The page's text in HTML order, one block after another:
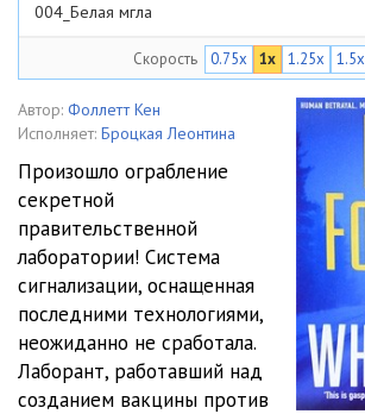
004_Белая мгла
005_Белая мгла
006_Белая мгла
008_Белая мгла
009_Белая мгла
010_Белая мгла
011_Белая мгла
012_Белая мгла
Скорость 0.75x 1x 1.25x 1.5x
Автор: Фоллетт Кен
Исполняет: Броцкая Леонтина
Произошло ограбление
секретной
правительственной
лаборатории! Система
сигнализации, оснащенная
последними технологиями,
неожиданно не сработала.
Лаборант, работавший над
созданием вакцины против